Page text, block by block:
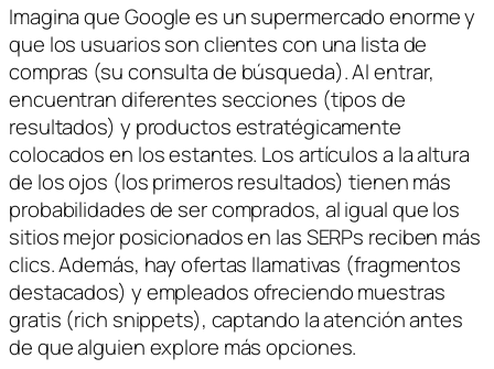
Imagina que Google es un supermercado enorme y
que los usuarios son clientes con una lista de
compras (su consulta de búsqueda). Al entrar,
encuentran diferentes secciones (tipos de
resultados) y productos estratégicamente
colocados en los estantes. Los artículos a la altura
de los ojos (los primeros resultados) tienen más
probabilidades de ser comprados, al igual que los
sitios mejor posicionados en las SERPs reciben más
clics. Además, hay ofertas llamativas (fragmentos
destacados) y empleados ofreciendo muestras
gratis (rich snippets), captando la atención antes
de que alguien explore más opciones.